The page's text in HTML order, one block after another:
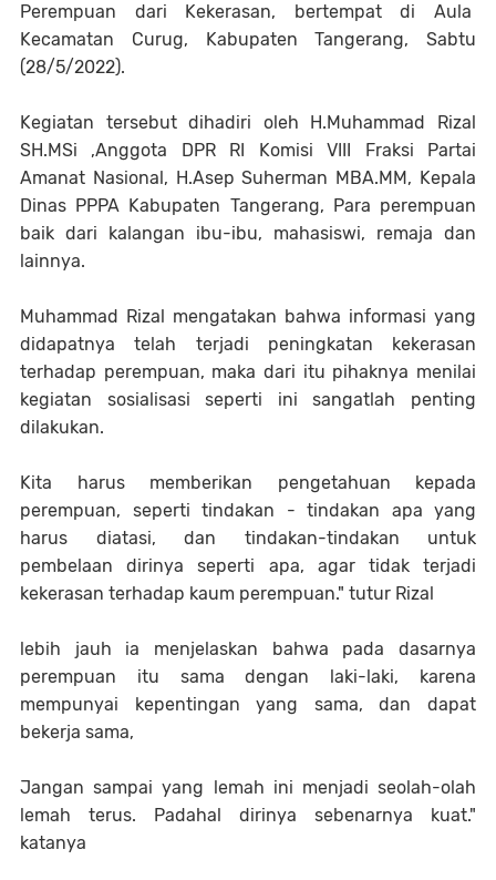
Perempuan dari Kekerasan, bertempat di Aula
Kecamatan Curug, Kabupaten Tangerang, Sabtu
(28/5/2022).
Kegiatan tersebut dihadiri oleh H.Muhammad Rizal
SH.MSi ,Anggota DPR RI Komisi VIII Fraksi Partai
Amanat Nasional, H.Asep Suherman MBA.MM, Kepala
Dinas PPPA Kabupaten Tangerang, Para perempuan
baik dari kalangan ibu-ibu, mahasiswi, remaja dan
lainnya.
Muhammad Rizal mengatakan bahwa informasi yang
didapatnya telah terjadi peningkatan kekerasan
terhadap perempuan, maka dari itu pihaknya menilai
kegiatan sosialisasi seperti ini sangatlah penting
dilakukan.
Kita harus memberikan pengetahuan kepada
perempuan, seperti tindakan - tindakan apa yang
harus diatasi, dan tindakan-tindakan untuk
pembelaan dirinya seperti apa, agar tidak terjadi
kekerasan terhadap kaum perempuan." tutur Rizal
lebih jauh ia menjelaskan bahwa pada dasarnya
perempuan itu sama dengan laki-laki, karena
mempunyai kepentingan yang sama, dan dapat
bekerja sama,
Jangan sampai yang lemah ini menjadi seolah-olah
lemah terus. Padahal dirinya sebenarnya kuat."
katanya